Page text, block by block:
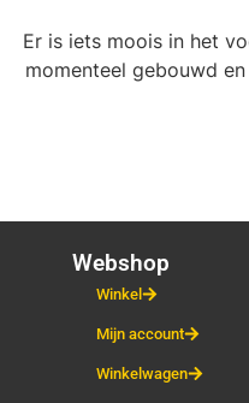
Er is iets moois in het
momenteel gebouwd
Webshop
Winkel
Mijn account
Winkelwagen